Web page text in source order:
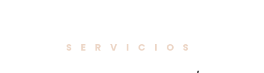
SERVICIOS